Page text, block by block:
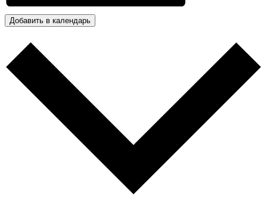
Добавить в календарь